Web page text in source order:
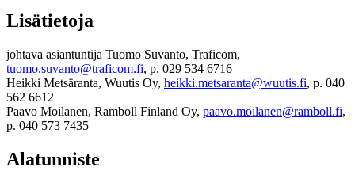
Lisätietoja
johtava asiantuntija Tuomo Suvanto, Traficom,
tuomo.suvanto@traficom.fi, p. 029 534 6716
Heikki Metsäranta, Wuutis Oy, heikki.metsaranta@wuutis.fi, p. 040
562 6612
Paavo Moilanen, Ramboll Finland Oy, paavo.moilanen@ramboll.fi,
p. 040 573 7435
Alatunniste